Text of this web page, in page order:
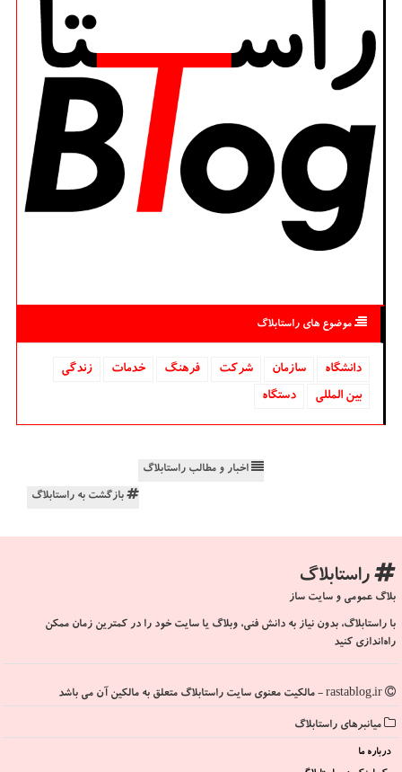
موضوع های راستابلاگ
دانشگاه‌ سازمان شركت فرهنگ خدمات
زندگی
بین المللی
دستگاه
اخبار و مطالب راستابلاگ
بازگشت به راستابلاگ
راستابلاگ
بلاگ عمومی و سایت ساز
با راستابلاگ، بدون نیاز به دانش فنی، وبلاگ یا سایت خود را در کمترین زمان ممکن
راه‌اندازی کنید
میانبرهای راستابلاگ
درباره ما